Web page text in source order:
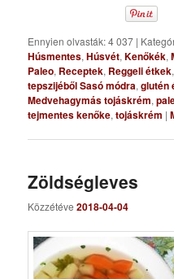
Ennyien olvasták: 4 037 |
Húsmentes,Húsvét,Kenőkék,
Paleo, Receptek, Reggeli étkek
tepszijéből Sasó módra,glutén
Medvehagymás tojáskrém,
tejmentes kenőke,tojáskrém |
Zöldségleves
Közzétéve2018-04-04